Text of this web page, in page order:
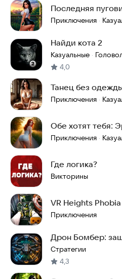
Последняя
Приключения ·
Найди кота 2
Казуальные ·
4,0
Танец без
Приключения ·
Обе хотят тебя:
Приключения ·
Где логика?
Викторины
VR Heights Phobia
Приключения
Дрон Бомбер:
Стратегии
4,3